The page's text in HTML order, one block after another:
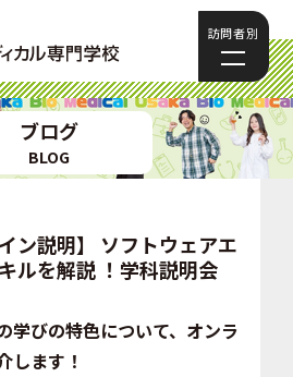
訪問者別
ブログ
BLOG
ン説明】 ソフトウェアエ
ルを解説 ！学科説明会
学びの特色について、オンラ
します！